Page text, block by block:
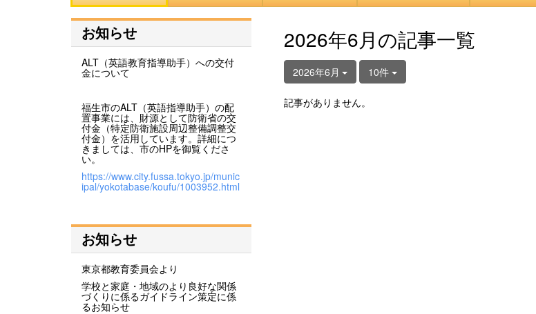
2026年6月の記事一覧
2026年6月 10件
記事がありません。
お知らせ
ALT（英語教育指導助手）への交付
金について
福生市のALT（英語指導助手）の配
置事業には、財源として防衛省の交
付金（特定防衛施設周辺整備調整交
付金）を活用しています。詳細につ
きましては、市のHPを御覧くださ
い。
https://www.city.fussa.tokyo.jp/munic
ipal/yokotabase/koufu/1003952.html
お知らせ
東京都教育委員会より
学校と家庭・地域のより良好な関係
づくりに係るガイドライン策定に係
るお知らせ